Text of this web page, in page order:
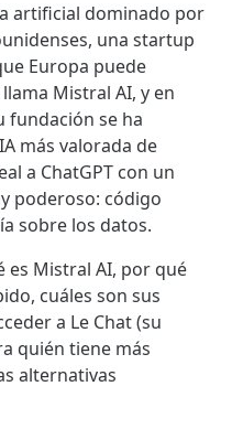
artificial dominado por
una startup
Europa puede
Mistral AI, y en
fundación se ha
más valorada de
a ChatGPT con un
poderoso: código
sobre los datos.
es Mistral AI, por qué
cuáles son sus
a Le Chat (su
quién tiene más
alternativas